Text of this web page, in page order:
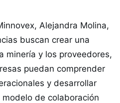
Alejandra Molina,
buscan crear una
minería y los proveedores,
puedan comprender
y desarrollar
de colaboración